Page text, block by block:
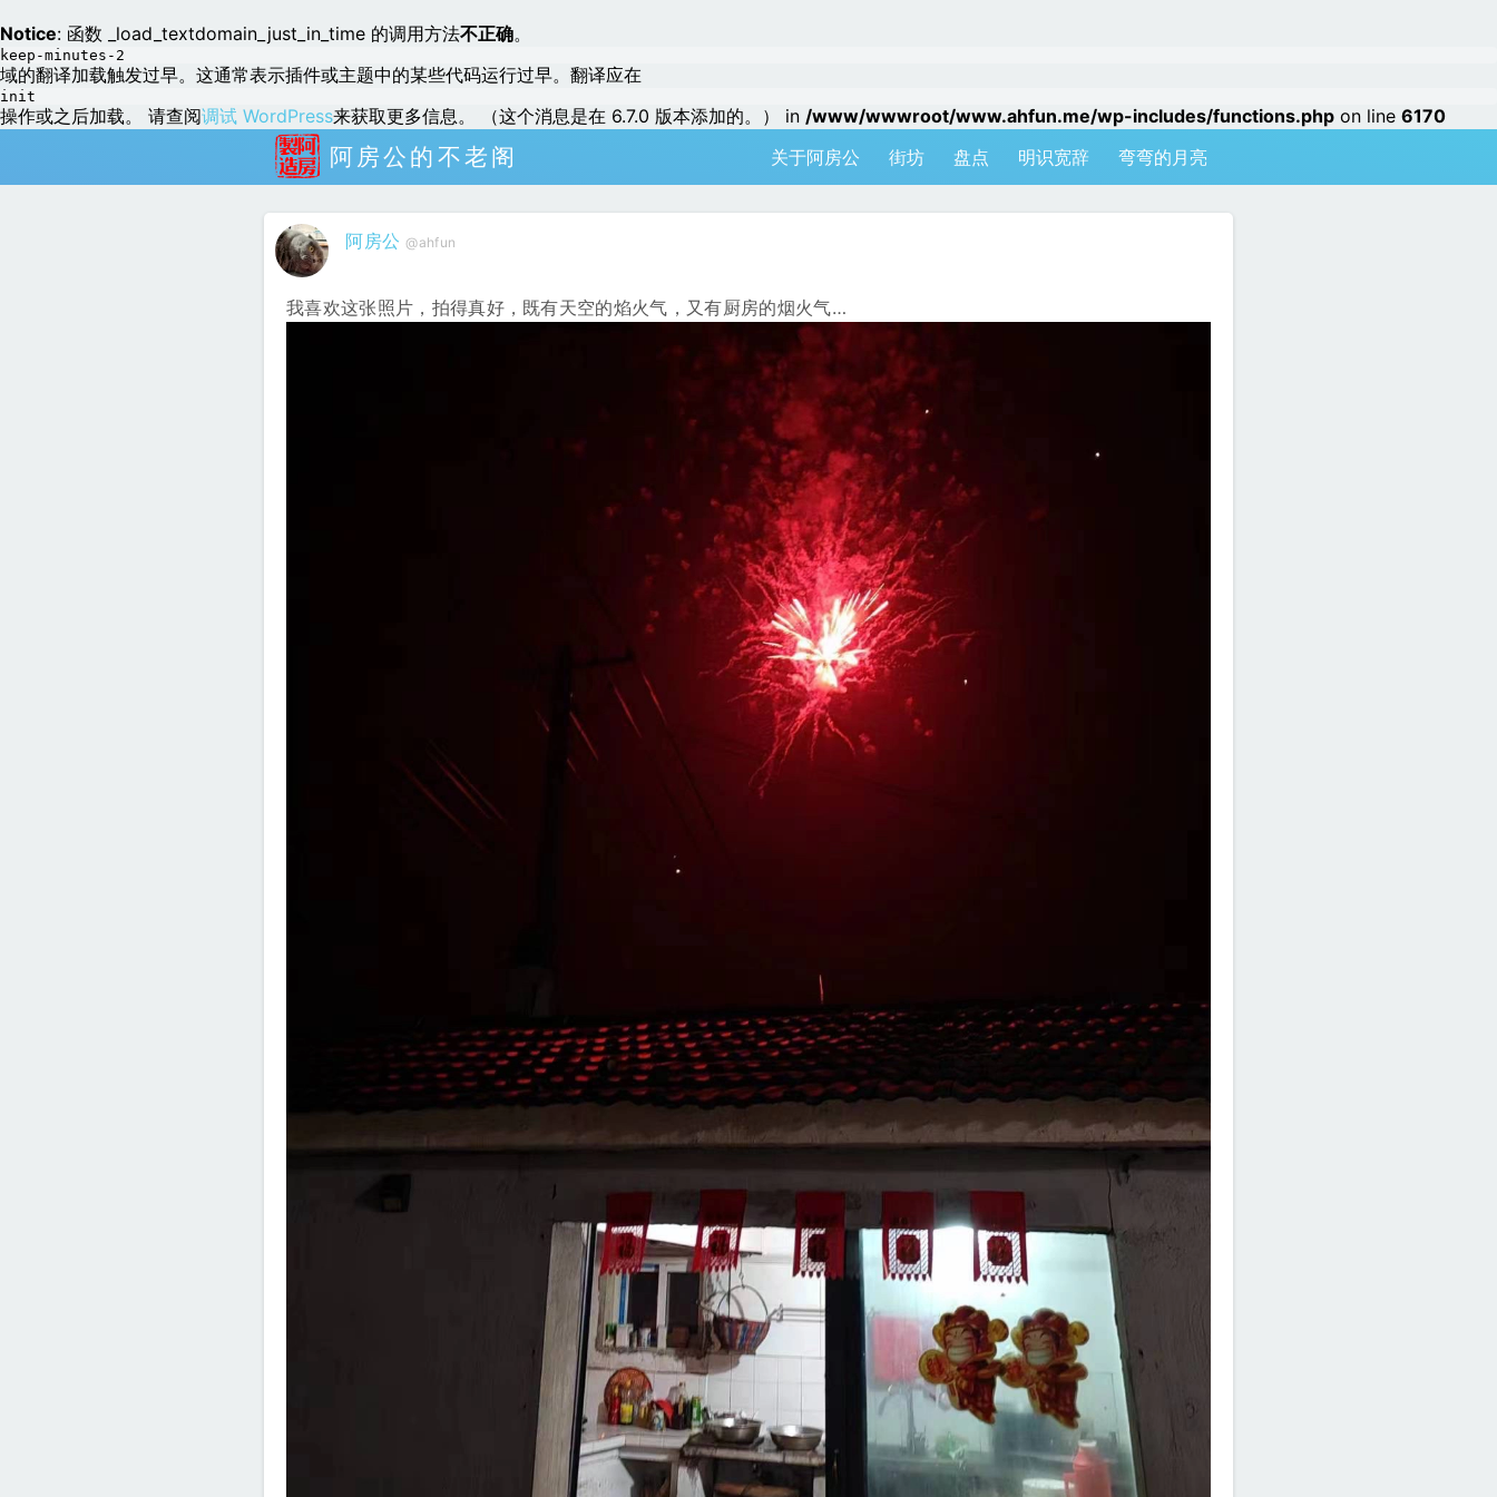
Notice: 函数 _load_textdomain_just_in_time 的调用方法不正确。
keep-minutes-2
域的翻译加载触发过早。这通常表示插件或主题中的某些代码运行过早。翻译应在
init
操作或之后加载。 请查阅调试 WordPress来获取更多信息。 （这个消息是在 6.7.0 版本添加的。） in /www/wwwroot/www.ahfun.me/wp-includes/functions.php on line 6170
阿房公的不老阁 关于阿房公 街坊 盘点 明识宽辞 弯弯的月亮
阿房公 @ahfun
我喜欢这张照片，拍得真好，既有天空的焰火气，又有厨房的烟火气…